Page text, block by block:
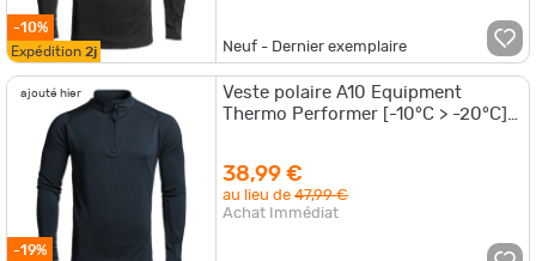
-10%
Expédition 2j Neuf - Dernier exemplaire
ajouté hier
-19%
Veste polaire A10 Equipment
Thermo Performer [-10°C > -20°C]
38,99 €
au lieu de47,99 €
Achat Immédiat